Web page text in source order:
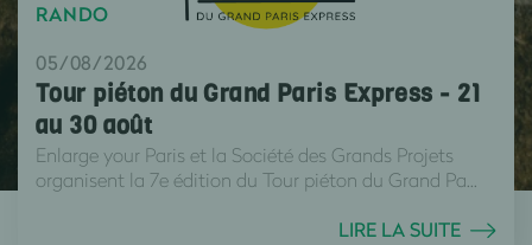
RANDO
05/08/2026
Tour piéton du Grand Paris Express - 21
au 30 août
Enlarge your Paris et la Société des Grands Projets
organisent la 7e édition du Tour piéton du Grand Pa...
LIRE LA SUITE